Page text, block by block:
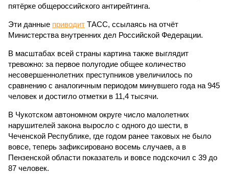
пятёрке общероссийского антирейтинга.
Эти данные приводит ТАСС, ссылаясь на отчёт
Министерства внутренних дел Российской Федерации.
В масштабах всей страны картина также выглядит
тревожно: за первое полугодие общее количество
несовершеннолетних преступников увеличилось по
сравнению с аналогичным периодом минувшего года на 945
человек и достигло отметки в 11,4 тысячи.
В Чукотском автономном округе число малолетних
нарушителей закона выросло с одного до шести, в
Чеченской Республике, где годом ранее таковых не было
вовсе, теперь зафиксировано восемь случаев, а в
Пензенской области показатель и вовсе подскочил с 39 до
87 человек.